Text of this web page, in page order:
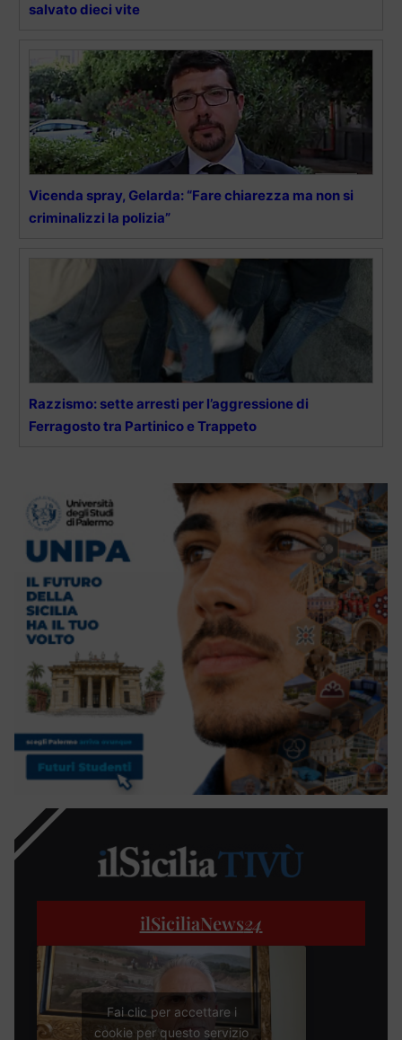
salvato dieci vite
Vicenda spray, Gelarda: “Fare chiarezza ma non si
criminalizzi la polizia”
Razzismo: sette arresti per l’aggressione di
Ferragosto tra Partinico e Trappeto
ilSiciliaNews24
Fai clic per accettare i
cookie per questo servizio